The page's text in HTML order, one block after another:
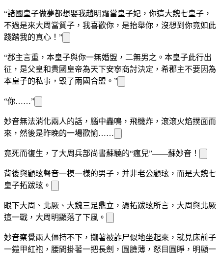
“諸國皇子做夢都想娶我趙明霜當皇子妃，你這大魏七皇子，
不過是來大周當質子，我喜歡你，是抬舉你，沒想到你竟如此
踐踏我的真心！”
“郡主言重，本皇子與你一無婚盟，二無男之 。本皇子此行出
征，是父皇和貴國皇帝為天下安寧商討決定，希郡主不要因為
本皇子的私事，毀了兩國合盟。”
“你……”
妙音無法消化兩人的話，腦中轟鳴，飛機炸，滾滾火焰撲面而
來，然後是昨晚的一場歡愉……
竟死而復生， 了大周兵部尚書蘇驍的“瘋兒”——蘇妙音！
背後與顧玹聲音一模一樣的男子，并非老公顧玹，而是大魏七
皇子拓跋玹。
眼下大周、北厥、大魏三足鼎立，憑拓跋玹所言，大周與北厥
這一戰，大周明顯落了下風。
妙音察覺兩人僵持不下，攏著被詐尸似地坐起來，就見床前子
一鎧甲紅袍，腰間掛著一把長劍，圓臉薄 ，怒目圓睜，明顯一